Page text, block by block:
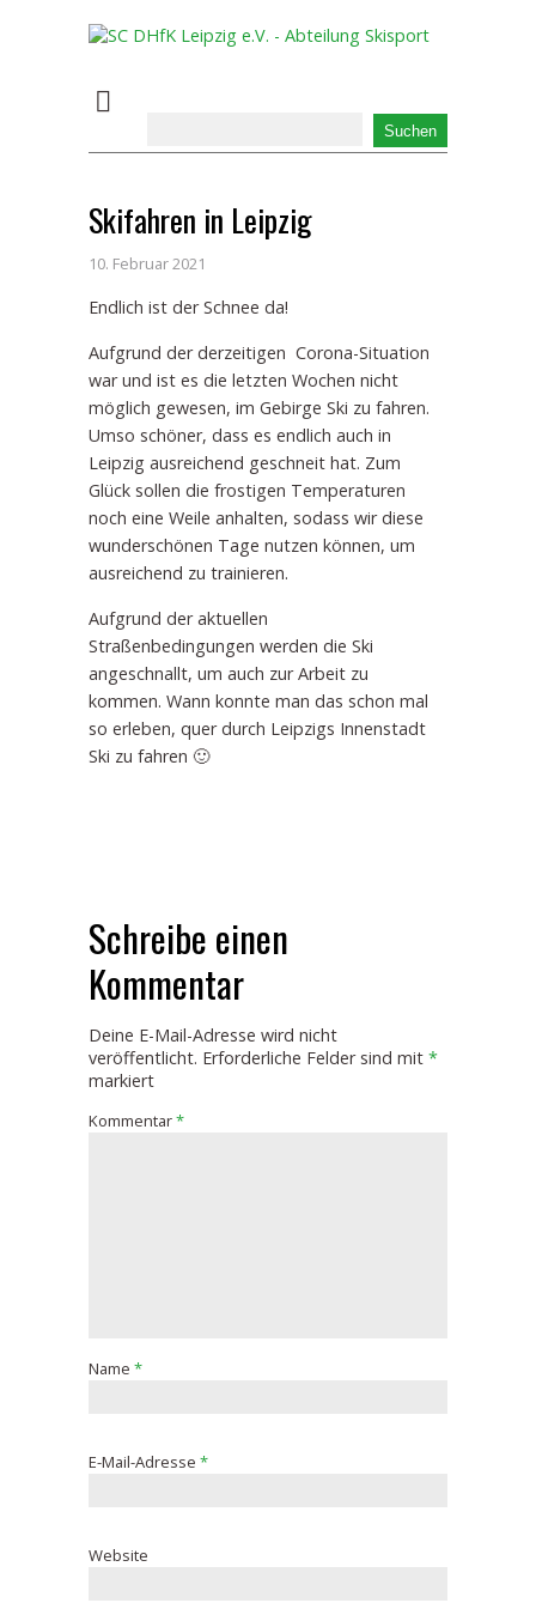
Skifahren in Leipzig
10. Februar 2021
Endlich ist der Schnee da!
Aufgrund der derzeitigen Corona-Situation
war und ist es die letzten Wochen nicht
möglich gewesen, im Gebirge Ski zu fahren.
Umso schöner, dass es endlich auch in
Leipzig ausreichend geschneit hat. Zum
Glück sollen die frostigen Temperaturen
noch eine Weile anhalten, sodass wir diese
wunderschönen Tage nutzen können, um
ausreichend zu trainieren.
Aufgrund der aktuellen
Straßenbedingungen werden die Ski
angeschnallt, um auch zur Arbeit zu
kommen. Wann konnte man das schon mal
so erleben, quer durch Leipzigs Innenstadt
Ski zu fahren 🙂
Schreibe einen
Kommentar
Deine E-Mail-Adresse wird nicht
veröffentlicht. Erforderliche Felder sind mit *
markiert
Kommentar*
Name *
E-Mail-Adresse *
Website